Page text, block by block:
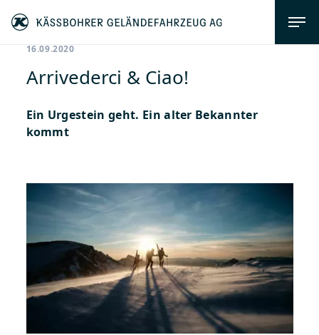
16.09.2020
Arrivederci & Ciao!
Ein Urgestein geht. Ein alter Bekannter
kommt